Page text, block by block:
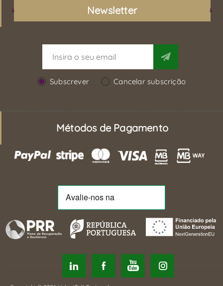
Newsletter
Subscrever Cancelar subscrição
Métodos de Pagamento